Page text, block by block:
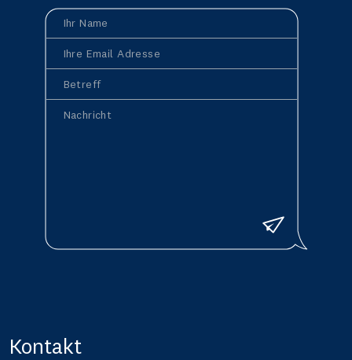
Ihr Name
Ihre Email Adresse
Betreff
Nachricht
Senden
Kontakt